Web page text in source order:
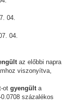
az előbbi napra
viszonyítva,
ot gyengült a
százalékos